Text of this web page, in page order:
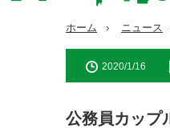
ホーム ニュース
2020/1/16
公務員カップ